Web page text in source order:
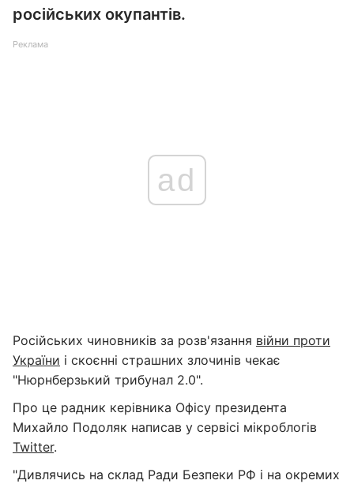
російських окупантів.
Реклама
ad
Російських чиновників за розв'язання війни проти
України і скоєнні страшних злочинів чекає
"Нюрнберзький трибунал 2.0".
Про це радник керівника Офісу президента
Михайло Подоляк написав у сервісі мікроблогів
Twitter.
"Дивлячись на склад Ради Безпеки РФ і на окремих